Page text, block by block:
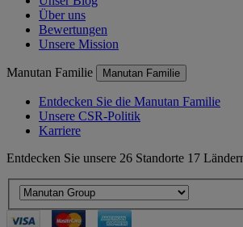
Über uns
Bewertungen
Unsere Mission
Manutan Familie Manutan Familie
Entdecken Sie die Manutan Familie
Unsere CSR-Politik
Karriere
Entdecken Sie unsere 26 Standorte 17